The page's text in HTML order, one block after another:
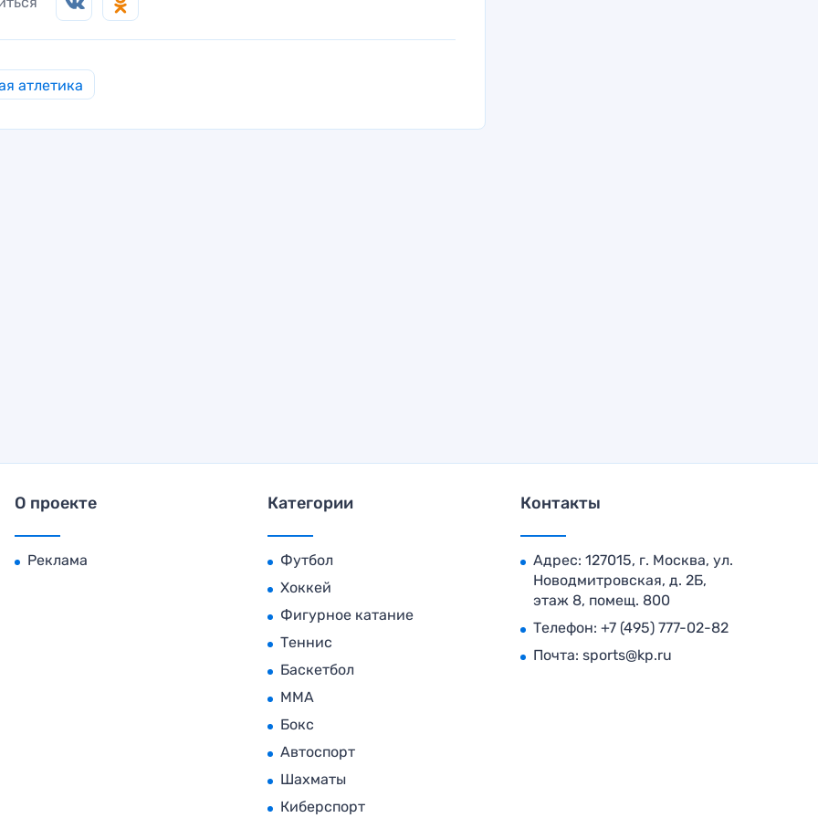
атлетика
О проекте
Реклама
Категории
Футбол
Хоккей
Фигурное катание
Теннис
Баскетбол
MMA
Бокс
Автоспорт
Шахматы
Киберспорт
Контакты
Адрес: 127015, г. Москва, ул.
Новодмитровская, д. 2Б,
этаж 8, помещ. 800
Телефон: +7 (495) 777-02-82
Почта: sports@kp.ru